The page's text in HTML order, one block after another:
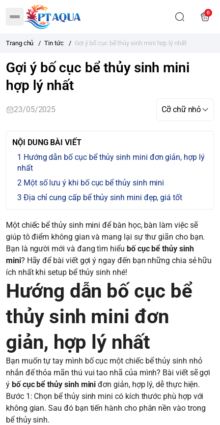
0
Trang chủ / Tin tức / Gợi ý bố cục bể thủy sinh mini hợp lý nhất
Gợi ý bố cục bể thủy sinh mini
hợp lý nhất
23/05/2025
NỘI DUNG BÀI VIẾT
Hướng dẫn bố cục bể thủy sinh mini đơn giản, hợp lý
nhất
Một số lưu ý khi bố cục bể thủy sinh mini
Địa chỉ cung cấp bể thủy sinh mini đẹp, giá tốt
Một chiếc bể thủy sinh mini để bàn học, bàn làm việc sẽ
giúp tô điểm không gian và mang lại sự thư giãn cho bạn.
Bạn là người mới và đang tìm hiểu bố cục bể thủy sinh
mini? Hãy để bài viết gợi ý ngay đến bạn những chia sẻ hữu
ích nhất khi setup bể thủy sinh nhé!
Hướng dẫn bố cục bể
thủy sinh mini đơn
giản, hợp lý nhất
Bạn muốn tự tay mình bố cục một chiếc bể thủy sinh nhỏ
nhắn để thỏa mãn thú vui tao nhã của mình? Bài viết sẽ gợi
ý bố cục bể thủy sinh mini đơn giản, hợp lý, dễ thực hiện.
Bước 1: Chọn bể thủy sinh mini có kích thước phù hợp với
không gian. Sau đó bạn tiến hành cho phân nền vào trong
bể thủy sinh.